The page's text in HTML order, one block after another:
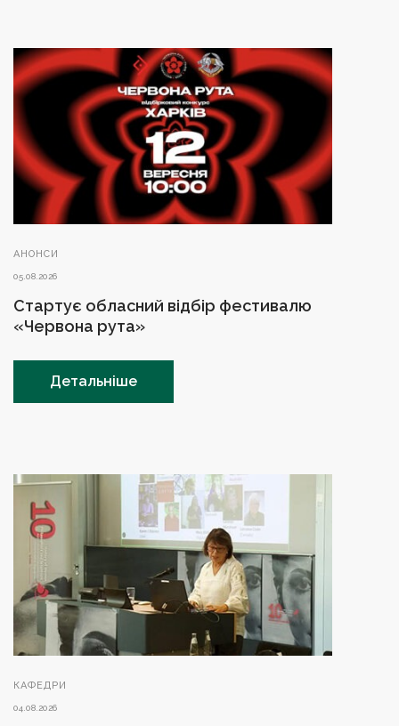
АНОНСИ
05.08.2026
Стартує обласний відбір фестивалю
«Червона рута»
Детальніше
КАФЕДРИ
04.08.2026